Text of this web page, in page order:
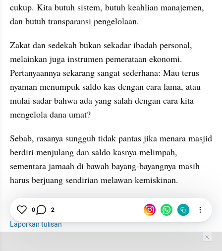
cukup. Kita butuh sistem, butuh keahlian manajemen,
dan butuh transparansi pengelolaan.
Zakat dan sedekah bukan sekadar ibadah personal,
melainkan juga instrumen pemerataan ekonomi.
Pertanyaannya sekarang sangat sederhana: Mau terus
nyaman menumpuk saldo kas dengan cara lama, atau
mulai sadar bahwa ada yang salah dengan cara kita
mengelola dana umat?
Sebab, rasanya sungguh tidak pantas jika menara masjid
berdiri menjulang dan saldo kasnya melimpah,
sementara jamaah di bawah bayang-bayangnya masih
harus berjuang sendirian melawan kemiskinan.
Zakat Masjid
Sedekah
Laporkan tulisan
0 2